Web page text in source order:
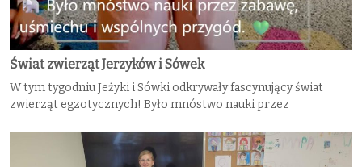
Świat zwierząt Jerzyków i Sówek
W tym tygodniu Jeżyki i Sówki odkrywały fascynujący świat
zwierząt egzotycznych! Było mnóstwo nauki przez